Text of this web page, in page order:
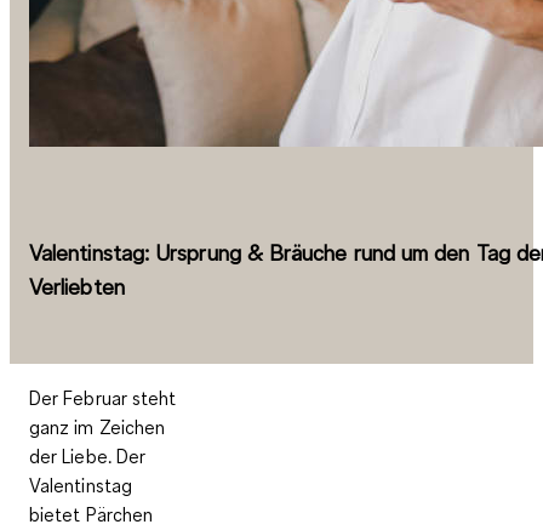
Valentinstag: Ursprung & Bräuche rund um den Tag
Verliebten
Der Februar steht
ganz im Zeichen
der Liebe. Der
Valentinstag
bietet Pärchen